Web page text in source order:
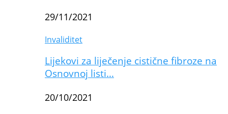
29/11/2021
Invaliditet
Lijekovi za liječenje cistične fibroze na
Osnovnoj listi…
20/10/2021